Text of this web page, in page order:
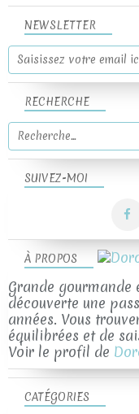
NEWSLETTER
SUIVEZ-MOI
RECHERCHE
À PROPOS
Grande gourmande
découverte une
années. Vous
équilibrées et de
Voir le profil de
CATÉGORIES